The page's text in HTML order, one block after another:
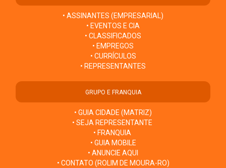
• ASSINANTES (EMPRESARIAL)
• EVENTOS E CIA
• CLASSIFICADOS
• EMPREGOS
• CURRÍCULOS
• REPRESENTANTES
GRUPO E FRANQUIA
• GUIA CIDADE (MATRIZ)
• SEJA REPRESENTANTE
• FRANQUIA
• GUIA MOBILE
• ANUNCIE AQUI
• CONTATO (ROLIM DE MOURA-RO)